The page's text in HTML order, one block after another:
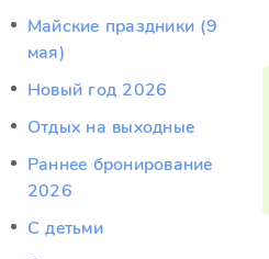
Майские праздники (9
мая)
Новый год 2026
Отдых на выходные
Раннее бронирование
2026
С детьми